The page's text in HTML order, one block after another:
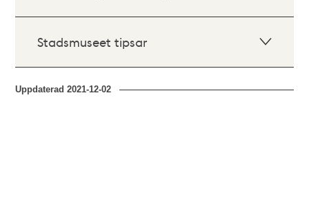
Stadsmuseet tipsar
Uppdaterad2021-12-02